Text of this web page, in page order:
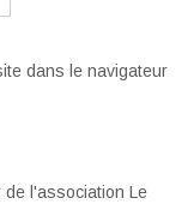
dans le navigateur
l'association Le